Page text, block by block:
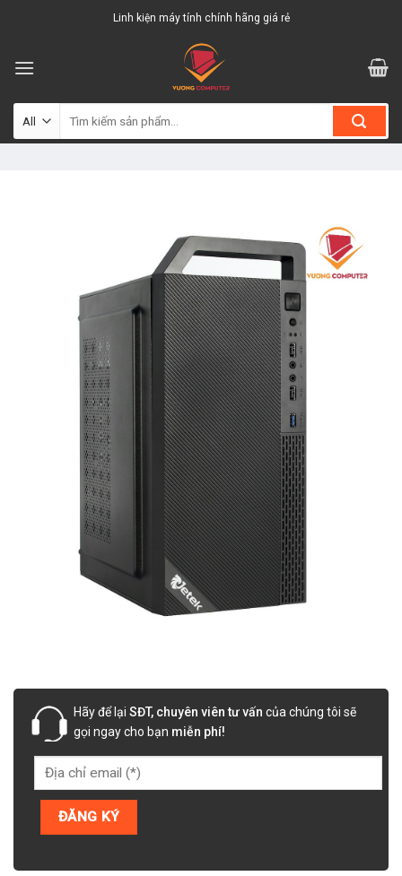
Linh kiện máy tính chính hãng giá rẻ
kiếm:
Hãy để lại SĐT, chuyên viên tư vấn của chúng tôi sẽ
gọi ngay cho bạn miễn phí!